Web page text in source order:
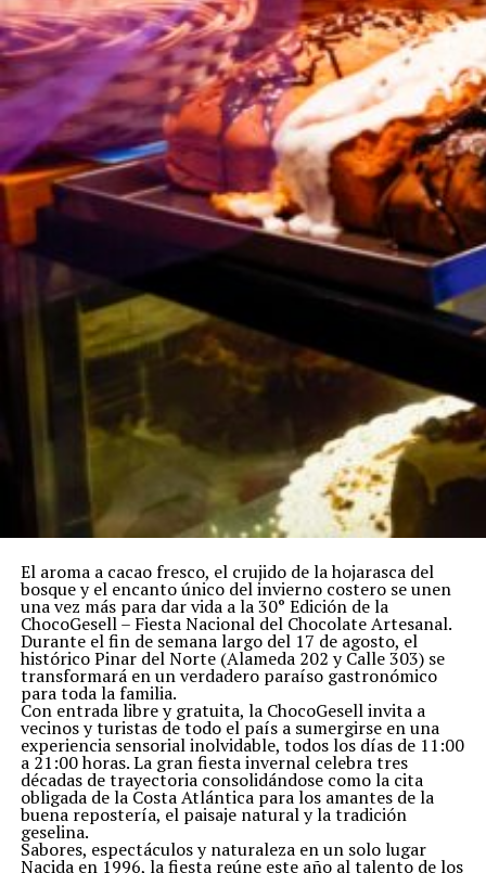
El aroma a cacao fresco, el crujido de la hojarasca del
bosque y el encanto único del invierno costero se unen
una vez más para dar vida a la 30° Edición de la
ChocoGesell – Fiesta Nacional del Chocolate Artesanal.
Durante el fin de semana largo del 17 de agosto, el
histórico Pinar del Norte (Alameda 202 y Calle 303) se
transformará en un verdadero paraíso gastronómico
para toda la familia.
Con entrada libre y gratuita, la ChocoGesell invita a
vecinos y turistas de todo el país a sumergirse en una
experiencia sensorial inolvidable, todos los días de 11:00
a 21:00 horas. La gran fiesta invernal celebra tres
décadas de trayectoria consolidándose como la cita
obligada de la Costa Atlántica para los amantes de la
buena repostería, el paisaje natural y la tradición
geselina.
Sabores, espectáculos y naturaleza en un solo lugar
Nacida en 1996, la fiesta reúne este año al talento de los